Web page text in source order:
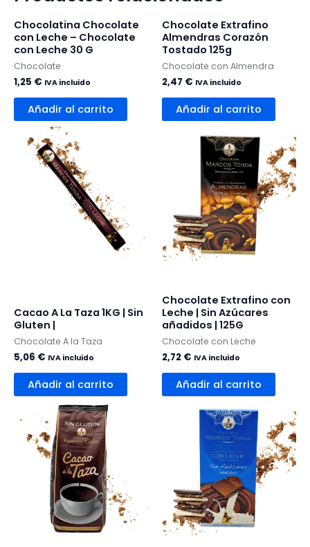
Chocolatina Chocolate
con Leche – Chocolate
con Leche 30 G
Chocolate
1,25 € IVA incluido
Añadir al carrito
Chocolate Extrafino
Almendras Corazón
Tostado 125g
Chocolate con Almendra
2,47 € IVA incluido
Añadir al carrito
Cacao A La Taza 1KG | Sin
Gluten |
Chocolate A la Taza
5,06 € IVA incluido
Añadir al carrito
Chocolate Extrafino con
Leche | Sin Azúcares
añadidos | 125G
Chocolate con Leche
2,72 € IVA incluido
Añadir al carrito